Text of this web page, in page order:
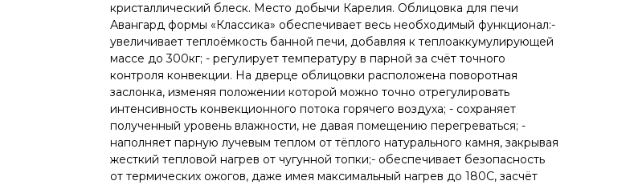
кристаллический блеск. Место добычи Карелия. Облицовка для печи
Авангард формы «Классика» обеспечивает весь необходимый функционал:-
увеличивает теплоёмкость банной печи, добавляя к теплоаккумулирующей
массе до 300кг; - регулирует температуру в парной за счёт точного
контроля конвекции. На дверце облицовки расположена поворотная
заслонка, изменяя положении которой можно точно отрегулировать
интенсивность конвекционного потока горячего воздуха; - сохраняет
полученный уровень влажности, не давая помещению перегреваться; -
наполняет парную лучевым теплом от тёплого натурального камня, закрывая
жесткий тепловой нагрев от чугунной топки;- обеспечивает безопасность
от термических ожогов, даже имея максимальный нагрев до 180С, засчёт